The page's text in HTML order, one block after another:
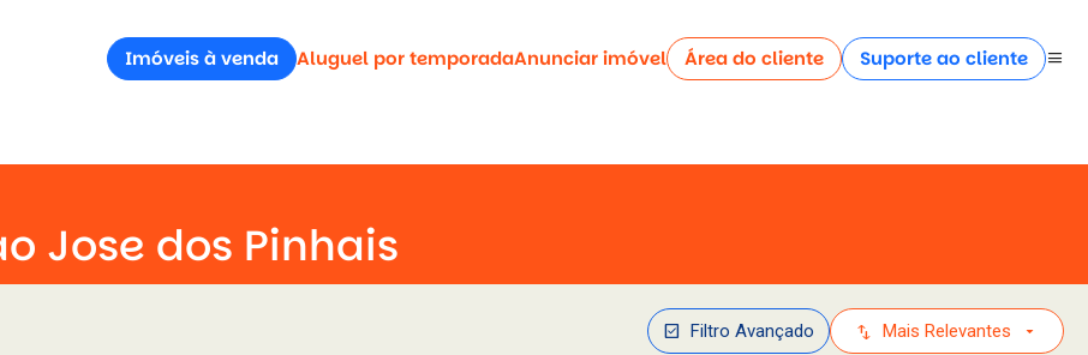
Imóveis à venda Aluguel por temporadaAnunciar imóvel Área do cliente Suporte ao cliente menu
Jose dos Pinhais
check_box Filtro Avançado swap_vert Mais Relevantes arrow_drop_down